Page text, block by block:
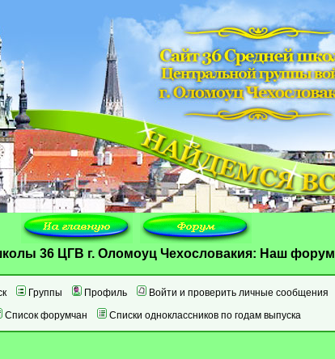
36 ЦГВ г. Оломоуц Чехословакия: Наш форум
Группы Профиль Войти и проверить личные сообщения
Список форумчан
Списки одноклассников по годам выпуска